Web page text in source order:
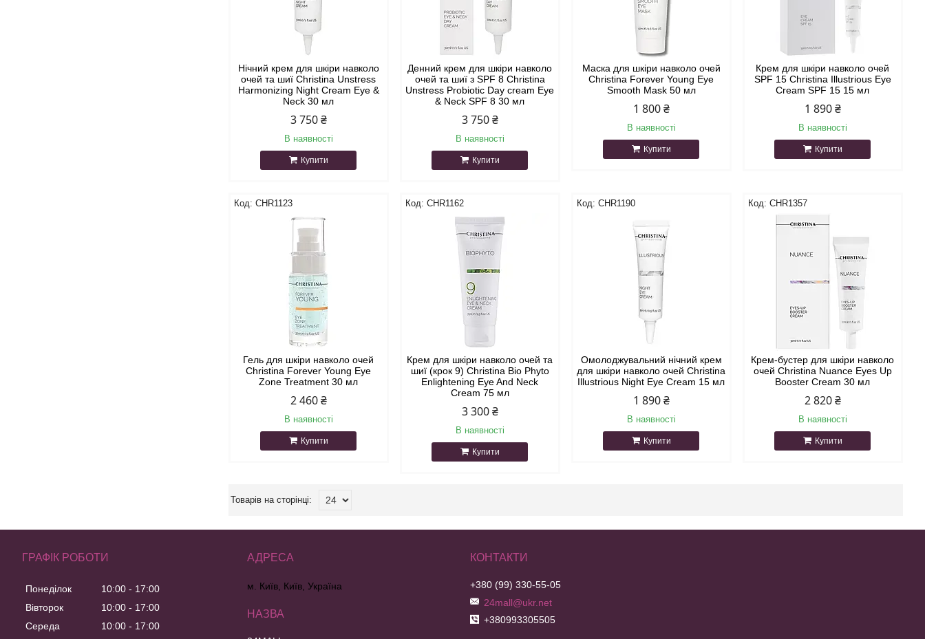
Нічний крем для шкіри навколо
очей та шиї Christina Unstress
Harmonizing Night Cream Eye &
Neck 30 мл
3 750 ₴
В наявності
Купити
Денний крем для шкіри навколо
очей та шиї з SPF 8 Christina
Unstress Probiotic Day cream Eye
& Neck SPF 8 30 мл
3 750 ₴
В наявності
Купити
Маска для шкіри навколо очей
Christina Forever Young Eye
Smooth Mask 50 мл
1 800 ₴
В наявності
Купити
Крем для шкіри навколо очей
SPF 15 Christina Illustrious Eye
Cream SPF 15 15 мл
1 890 ₴
В наявності
Купити
CHR1123
Гель для шкіри навколо очей
Christina Forever Young Eye
Zone Treatment 30 мл
2 460 ₴
В наявності
Купити
CHR1162
Крем для шкіри навколо очей та
шиї (крок 9) Christina Bio Phyto
Enlightening Eye And Neck
Cream 75 мл
3 300 ₴
В наявності
Купити
CHR1190
Омолоджувальний нічний крем
для шкіри навколо очей Christina
Illustrious Night Eye Cream 15 мл
1 890 ₴
В наявності
Купити
CHR1357
Крем-бустер для шкіри навколо
очей Christina Nuance Eyes Up
Booster Cream 30 мл
2 820 ₴
В наявності
Купити
ГРАФІК РОБОТИ
Понеділок 10:00
17:00
Вівторок
10:00
17:00
Середа
10:00 17:00
м. Київ, Київ, Україна
+380 (99) 330-55-05
24mall@ukr.net
+380993305505